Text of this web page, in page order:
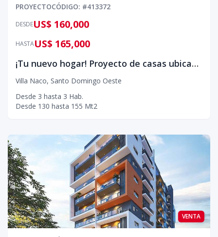
PROYECTOCÓDIGO: #413372
DESDEUS$ 160,000
HASTAUS$ 165,000
¡Tu nuevo hogar! Proyecto de casas ubicado Villas Naco
Villa Naco, Santo Domingo Oeste
Desde 3 hasta 3 Hab.
Desde 130 hasta 155 Mt2
VENTA